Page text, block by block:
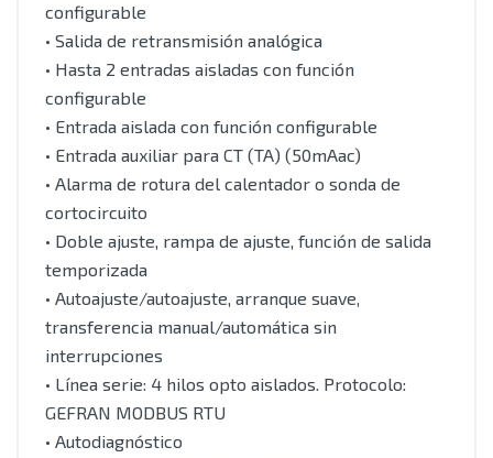
configurable
• Salida de retransmisión analógica
• Hasta 2 entradas aisladas con función
configurable
• Entrada aislada con función configurable
• Entrada auxiliar para CT (TA) (50mAac)
• Alarma de rotura del calentador o sonda de
cortocircuito
• Doble ajuste, rampa de ajuste, función de salida
temporizada
• Autoajuste/autoajuste, arranque suave,
transferencia manual/automática sin
interrupciones
• Línea serie: 4 hilos opto aislados. Protocolo:
GEFRAN MODBUS RTU
• Autodiagnóstico